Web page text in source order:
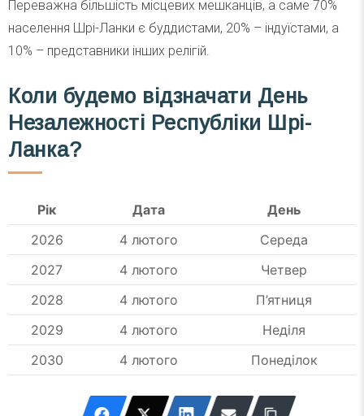
Переважна більшість місцевих мешканців, а саме 70%
населення Шрі-Ланки є буддистами, 20% – індуїстами, а
10% – представники інших релігій.
Коли будемо відзначати День
Незалежності Республіки Шрі-
Ланка?
Рік Дата
День
2026
4 лютого
Середа
2027
4 лютого
Четвер
2028
4 лютого
П’ятниця
2029
4 лютого
Неділя
2030
4 лютого Понеділок